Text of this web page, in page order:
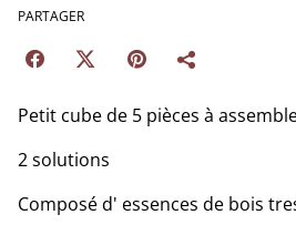
PARTAGER
Petit cube de 5 pièces à
2 solutions
Composé d' essences de bois